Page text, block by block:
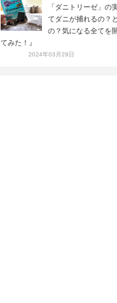
「ダニトリーゼ」の
てダニが捕れるの？
の？気になる全てを
てみた！』
2024年03月29日